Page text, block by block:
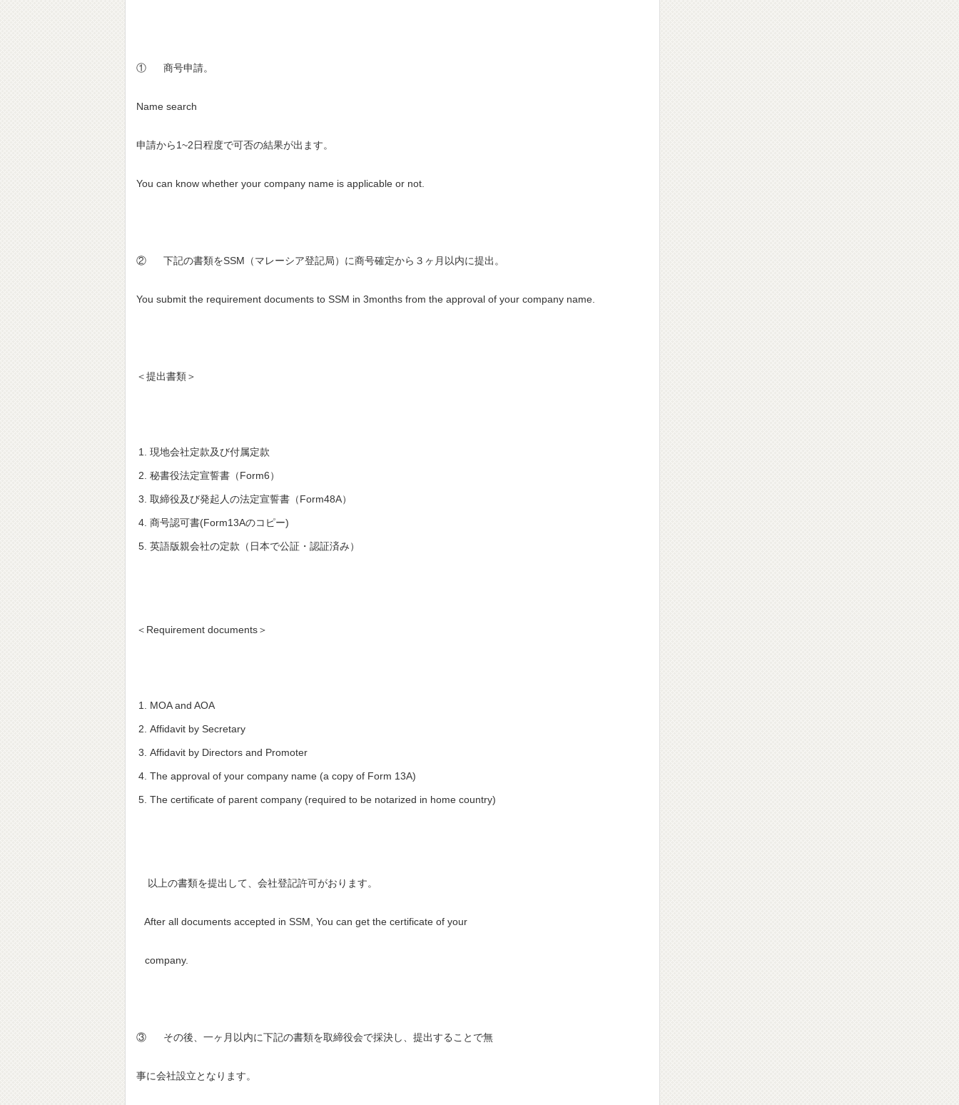
① 商号申請。
Name search
申請から1~2日程度で可否の結果が出ます。
You can know whether your company name is applicable or not.
② 下記の書類をSSM（マレーシア登記局）に商号確定から３ヶ月以内に提出。
You submit the requirement documents to SSM in 3months from the approval of your company name.
＜提出書類＞
現地会社定款及び付属定款
秘書役法定宣誓書（Form6）
取締役及び発起人の法定宣誓書（Form48A）
商号認可書(Form13Aのコピー)
英語版親会社の定款（日本で公証・認証済み）
＜Requirement documents＞
MOA and AOA
Affidavit by Secretary
Affidavit by Directors and Promoter
The approval of your company name (a copy of Form 13A)
The certificate of parent company (required to be notarized in home country)
以上の書類を提出して、会社登記許可がおります。
After all documents accepted in SSM, You can get the certificate of your
company.
③ その後、一ヶ月以内に下記の書類を取締役会で採決し、提出することで無
事に会社設立となります。